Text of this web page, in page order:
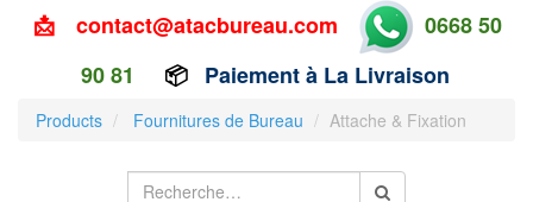
📩
contact@atacbureau.com
0668 50
90 81
📦 Paiement à La Livraison
Products Fournitures de Bureau Attache & Fixation